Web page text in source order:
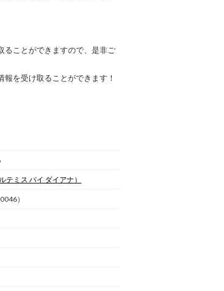
ことができますので、是非ご
を受け取ることができます！
ルテミス バイ ダイアナ）
）